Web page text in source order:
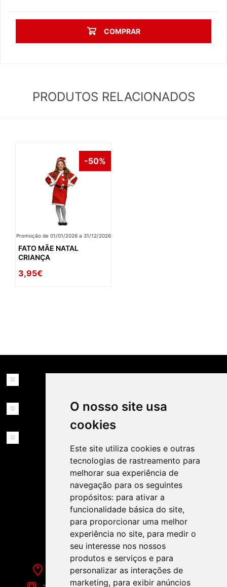
O nosso site usa
cookies
Este site utiliza cookies e outras
tecnologias de rastreamento para
melhorar sua experiência de
navegação para os seguintes
propósitos: para ativar a
funcionalidade básica do site,
para proporcionar uma melhor
experiência no site, para medir o
seu interesse nos nossos
produtos e serviços e para
personalizar as interações de
marketing, para exibir anúncios
COMPRAR
PRODUTOS RELACIONADOS
-50%
Promoção de 01/01/2026 a 31/12/2026
FATO MÃE NATAL
CRIANÇA
3,95€
MINHA CONTA
SIGA-NOS NAS REDES SOCIAIS!
Rua de Évora, 70-C - Reguengos de Monsaraz